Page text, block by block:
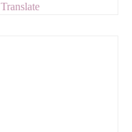
Translate